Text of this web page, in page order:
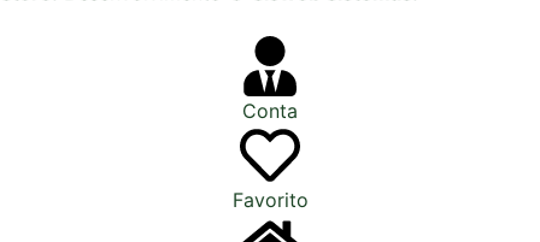
Conta
Favorito